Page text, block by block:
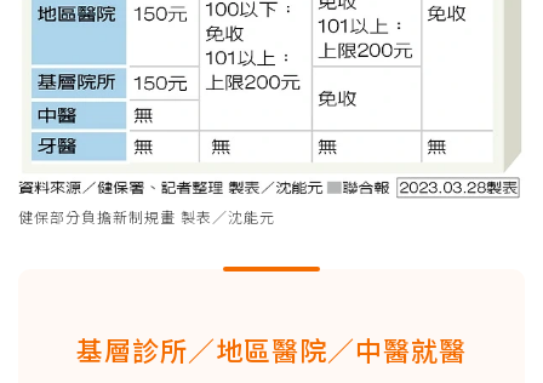
健保部分負擔新制規畫 製表／沈能元
基層診所／地區醫院／中醫就醫